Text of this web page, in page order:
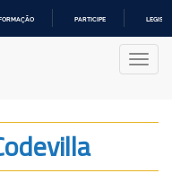
PARTICIPE